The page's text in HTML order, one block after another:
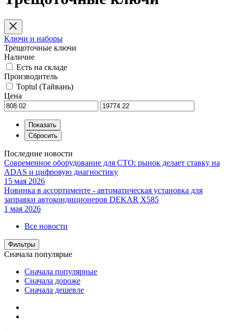
Ключи и наборы
Трещоточные ключи
Наличие
Есть на складе
Производитель
Toptul (Тайвань)
Цена
Последние новости
Современное оборудование для СТО: рынок делает ставку на
ADAS и цифровую диагностику
15 мая 2026
Новинка в ассортименте - автоматическая установка для
заправки автокондиционеров DEKAR X585
1 мая 2026
Все новости
Фильтры
Сначала популярые
Сначала популярные
Сначала дороже
Сначала дешевле